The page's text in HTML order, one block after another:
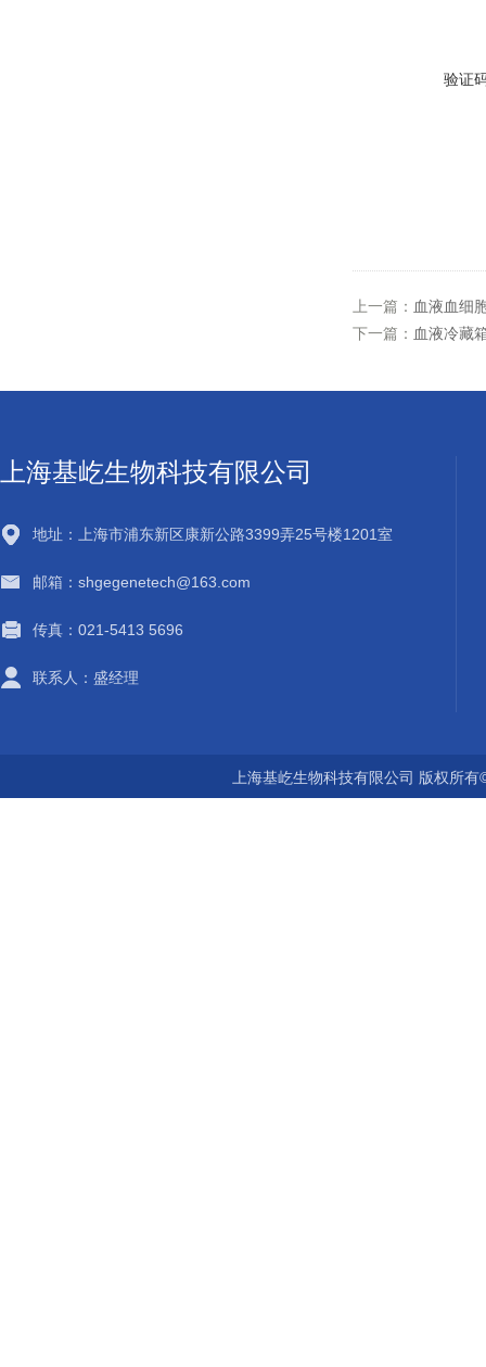
验证
上一篇： 血液血细
下一篇： 血液冷藏
上海基屹生物科技有限公司
地址：上海市浦东新区康新公路3399弄25号楼1201室
邮箱：shgegenetech@163.com
传真：021-5413 5696
联系人：盛经理
上海基屹生物科技有限公司 版权所